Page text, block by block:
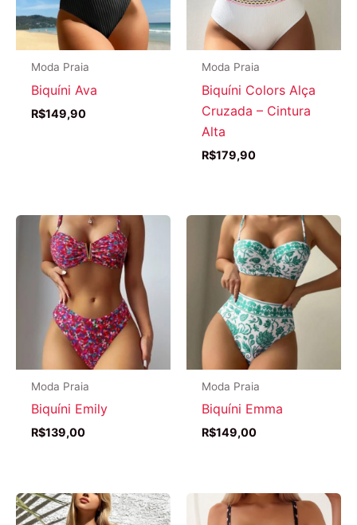
Moda Praia
Biquíni Ava
R$149,90
Moda Praia
Biquíni Colors Alça
Cruzada – Cintura
Alta
R$179,90
Moda Praia
Biquíni Emily
R$139,00
Moda Praia
Biquíni Emma
R$149,00